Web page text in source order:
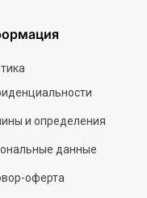
и определения
данные
оферта